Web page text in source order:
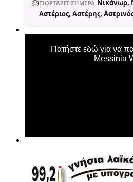
🎂ΓΙΟΡΤΆΖΕΙ ΣΉΜΕΡΑ Νικάνωρ,
Αστέριος, Αστέρης,
Πατήστε εδώ για να
Messinia